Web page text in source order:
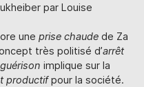
par Louise
uneprise chaude de Za
très politisé d’arrêt
guérison implique sur la
productifpour la société.